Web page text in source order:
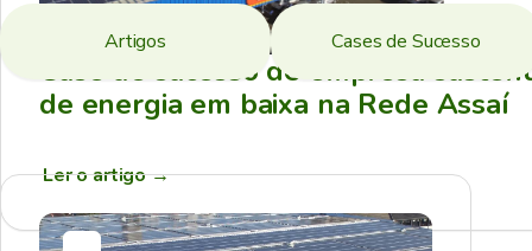
Case de sucesso de empresa
de energia em baixa na Rede Assaí
Ler o artigo→
Artigos Cases de Sucesso